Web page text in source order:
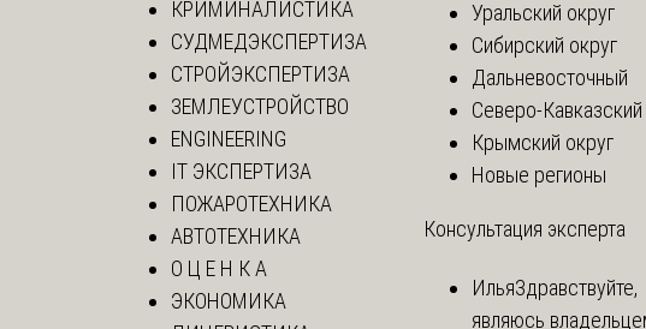
КРИМИНАЛИСТИКА
СУДМЕДЭКСПЕРТИЗА
СТРОЙЭКСПЕРТИЗА
ЗЕМЛЕУСТРОЙСТВО
ENGINEERING
IT ЭКСПЕРТИЗА
ПОЖАРОТЕХНИКА
АВТОТЕХНИКА
О Ц Е Н К А
ЭКОНОМИКА
Уральский округ
Сибирский округ
Дальневосточный
Северо-Кавказский
Крымский округ
Новые регионы
Консультация эксперта
ИльяЗдравствуйте,
являюсь